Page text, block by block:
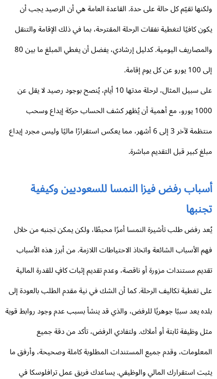
تقيّم كل حالة على حدة. القاعدة العامة هي أن الرصيد يجب أن
كافيًا لتغطية نفقات الرحلة المقترحة، بما في ذلك الإقامة والتنقل
والمصاريف اليومية. كدليل إرشادي، يفضل أن يغطي المبلغ ما بين 80
يوم إقامة.
على سبيل المثال، لرحلة مدتها 10 أيام، يُنصح بوجود رصيد لا يقل عن
1000 يورو، مع أهمية أن يُظهر كشف الحساب حركة إيداع وسحب
منتظمة لآخر 3 إلى 6 أشهر، مما يعكس استقرارًا ماليًا وليس مجرد إيداع
كبير قبل التقديم مباشرة.
رفض فيزا النمسا للسعوديين وكيفية
رفض طلب تأشيرة النمسا أمرًا محبطًا، ولكن يمكن تجنبه من خلال
الأسباب الشائعة واتخاذ الاحتياطات اللازمة. من أبرز هذه الأسباب
مستندات مزورة أو ناقصة، وعدم تقديم إثبات كافٍ للقدرة المالية
تغطية تكاليف الرحلة. كما أن الشك في نية مقدم الطلب بالعودة إلى
يعد سببًا جوهريًا للرفض، والذي قد ينشأ بسبب عدم وجود روابط قوية
وظيفة ثابتة أو أملاك. ولتفادي الرفض، تأكد من دقة جميع
وقدم جميع المستندات المطلوبة كاملة وصحيحة، وأرفق ما
استقرارك المالي والوظيفي. يساعدك فريق عمل ترافلوسكا في